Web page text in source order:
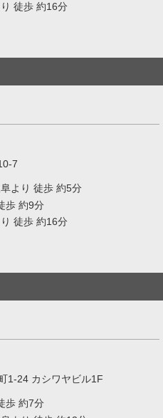
徒歩 約16分
7
より 徒歩 約5分
歩 約9分
徒歩 約16分
1-24 カシワヤビル1F
歩 約7分